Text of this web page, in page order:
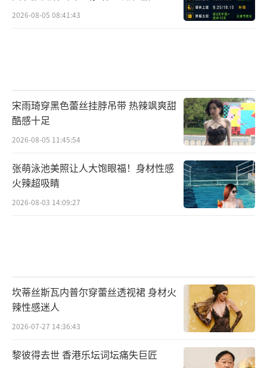
2026-08-05 08:41:43
宋雨琦穿黑色蕾丝挂脖吊带 热辣飒爽甜
酷感十足
2026-08-05 11:45:54
张萌泳池美照让人大饱眼福！身材性感
火辣超吸睛
2026-08-03 14:09:27
坎蒂丝斯瓦内普尔穿蕾丝透视裙 身材火
辣性感迷人
2026-07-27 14:36:43
黎彼得去世 香港乐坛词坛痛失巨匠